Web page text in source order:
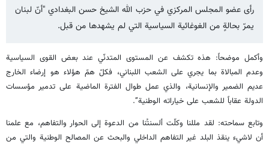
رأى عضو المجلس المركزي في حزب الله الشيخ حسن البغدادي "أنّ لبنان
يمرّ بحالةٍ من الغوغائية السياسية التي لم يشهدها من قبل.
وأكمل موضحاً: هذه تكشف عن المستوى المتدنّي عند بعض القوى السياسية
وعدم المبالاة بما يجري على الشعب اللبناني، فكلّ همّ هؤلاء هو إرضاء الخارج
عديم الضمير والإنسانية، والذي عمل طوال الفترة الماضية على تدمير مؤسسات
الدولة عقاباً للشعب على خياراته الوطنية”.
وتابع سماحته: لقد مللنا وكلّت ألسنتُنا من الدعوة إلى الحوار والتفاهم، مع علمنا
أن لاشيء ينقذ البلد غير التفاهم الداخلي والبحث عن المصالح الوطنية والتي من